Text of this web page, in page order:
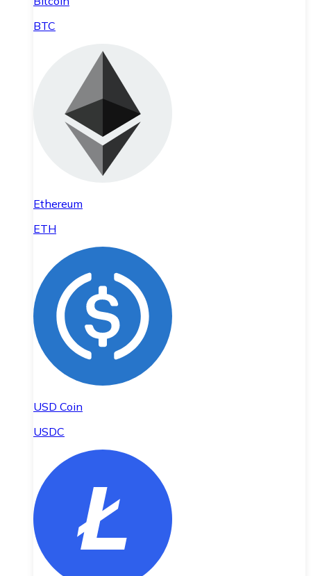
BTC
Ethereum
ETH
USD Coin
USDC